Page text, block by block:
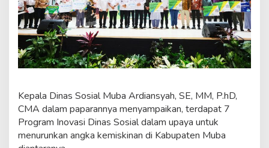
Kepala Dinas Sosial Muba Ardiansyah, SE, MM, P.hD,
CMA dalam paparannya menyampaikan, terdapat 7
Program Inovasi Dinas Sosial dalam upaya untuk
menurunkan angka kemiskinan di Kabupaten Muba